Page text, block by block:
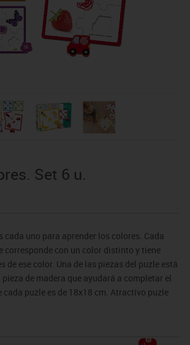
Set 6 u.
cada uno para aprender los colores. Cada
corresponde con un color distinto y tiene
de ese color. Una de las piezas del puzle está
de madera que ayudará a completar el
cada puzle es de 18x18 cm. Atractivo puzle